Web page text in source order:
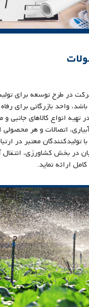
در طرح توسعه برای
واحد بازرگانی برای
تهیه انواع کالاهای جانبی و
اتصالات و هر
تولیدکنندگان معتبر در
در بخش کشاورزی، انتقال
ارائه نماید.